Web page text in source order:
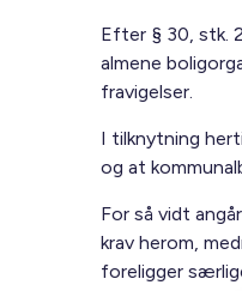
Efter § 30, stk.
almene
fravigelser.
I tilknytning
og at
For så vidt
krav herom,
foreligger